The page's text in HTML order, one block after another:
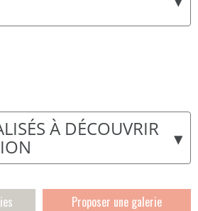
▾
À DÉCOUVRIR
Proposer une galerie